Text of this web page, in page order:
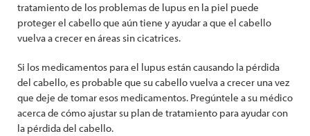
tratamiento de los problemas de lupus en la piel puede
proteger el cabello que aún tiene y ayudar a que el cabello
vuelva a crecer en áreas sin cicatrices.
Si los medicamentos para el lupus están causando la pérdida
del cabello, es probable que su cabello vuelva a crecer una vez
que deje de tomar esos medicamentos. Pregúntele a su médico
acerca de cómo ajustar su plan de tratamiento para ayudar con
la pérdida del cabello.